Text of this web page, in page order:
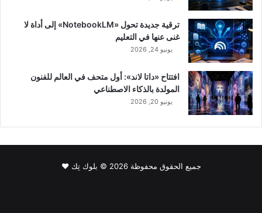
ترقية جديدة تحول «NotebookLM» إلى أداة لا
غنى عنها في التعليم
يونيو 24, 2026
افتتاح «داتا لاند»: أول متحف في العالم للفنون
المولدة بالذكاء الاصطناعي
يونيو 20, 2026
جميع الحقوق محفوظة 2026 © بلوك تِك ❤️